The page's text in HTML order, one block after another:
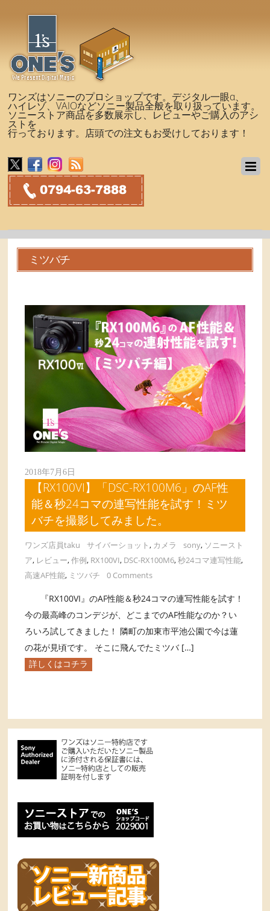
ワンズはソニーのプロショップです。デジタル一眼α、
ハイレゾ、VAIOなどソニー製品全般を取り扱っています。
ソニーストア商品を多数展示し、レビューやご購入のアシ
ストを
行っております。店頭での注文もお受けしております！
ミツバチ
2018年7月6日
【RX100VI】「DSC-RX100M6」のAF性
能＆秒24コマの連写性能を試す！ミツ
バチを撮影してみました。
ワンズ店員taku サイバーショット, カメラ sony, ソニースト
ア, レビュー,作例, RX100VI, DSC-RX100M6,秒24コマ連写性能,
高速AF性能, ミツバチ 0 Comments
『RX100VI』のAF性能＆秒24コマの連写性能を試す！
今の最高峰のコンデジが、どこまでのAF性能なのか？い
ろいろ試してきました！ 隣町の加東市平池公園で今は蓮
の花が見頃です。 そこに飛んでたミツバ […]
詳しくはコチラ